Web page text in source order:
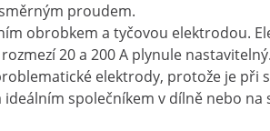
proudem.
obrobkem a tyčovou elektrodou.
20 a 200 A plynule
elektrody, protože je
společníkem v dílně nebo na